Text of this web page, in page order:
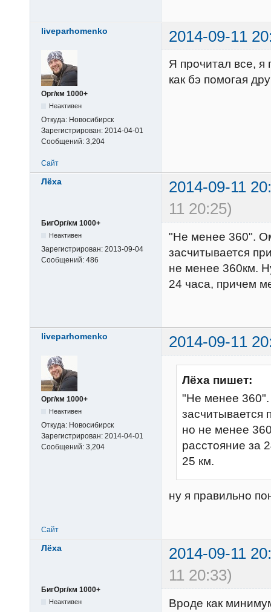
liveparhomenko 2014-09-11
Орг/км 1000+
Неактивен
Откуда: Новосибирск
Зарегистрирован: 2014-04-01
Сообщений: 3,204
Я прочитал все,
как бэ помогая
Сайт
Лёха
2014-09-11
11 20:25)
БигОрг/км 1000+
Неактивен
Зарегистрирован: 2013-09-04
Сообщений: 486
"Не менее 360".
засчитывается
не менее 360км.
24 часа, причем
liveparhomenko 2014-09-11
Орг/км 1000+
Неактивен
Откуда: Новосибирск
Зарегистрирован: 2014-04-01
Сообщений: 3,204
Лёха пишет:
"Не менее 360".
засчитывается
но не менее
расстояние за
25 км.
ну я правильно
Сайт
Лёха
2014-09-11
11 20:33)
БигОрг/км 1000+
Неактивен
Вроде как